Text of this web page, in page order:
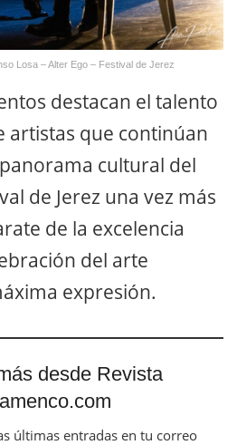
Losa – Alter Ego – Festival de Jerez
destacan el talento
artistas que continúan
cultural del
de Jerez una vez más
de la excelencia
del arte
expresión.
desde Revista
últimas entradas en tu correo